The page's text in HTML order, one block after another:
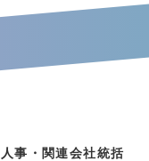
事・関連会社統括